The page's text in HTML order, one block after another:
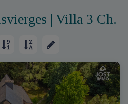
| Villa 3 Ch.